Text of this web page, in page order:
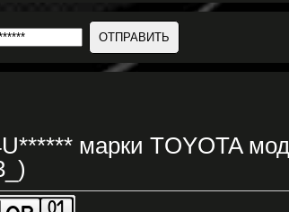
марки TOYOTA